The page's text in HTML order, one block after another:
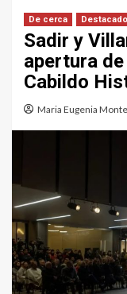
De cerca
Sadir y
apertura
Cabildo
Maria Eugenia